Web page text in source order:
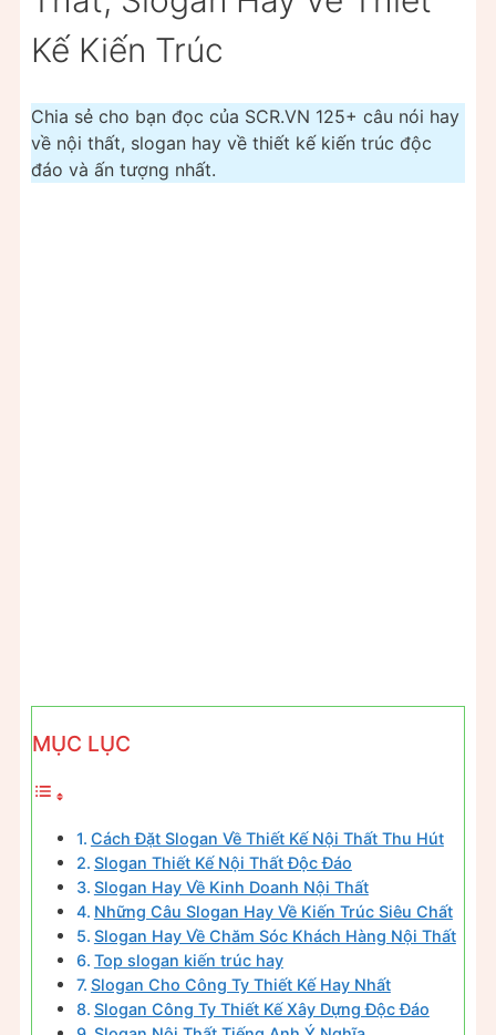
Kế Kiến Trúc
Chia sẻ cho bạn đọc của SCR.VN 125+ câu nói hay
về nội thất, slogan hay về thiết kế kiến trúc độc
đáo và ấn tượng nhất.
MỤC LỤC
Cách Đặt Slogan Về Thiết Kế Nội Thất Thu Hút
Slogan Thiết Kế Nội Thất Độc Đáo
Slogan Hay Về Kinh Doanh Nội Thất
Những Câu Slogan Hay Về Kiến Trúc Siêu Chất
Slogan Hay Về Chăm Sóc Khách Hàng Nội Thất
Top slogan kiến trúc hay
Slogan Cho Công Ty Thiết Kế Hay Nhất
Slogan Công Ty Thiết Kế Xây Dựng Độc Đáo